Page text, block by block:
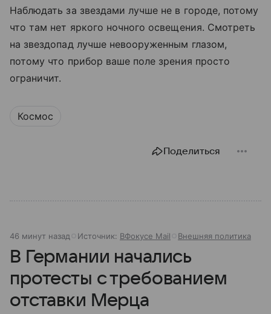
Наблюдать за звездами лучше не в городе, потому
что там нет яркого ночного освещения. Смотреть
на звездопад лучше невооруженным глазом,
потому что прибор ваше поле зрения просто
ограничит.
Космос
Поделиться
46 минут назад Источник: ВФокусе Mail Внешняя политика
В Германии начались
протесты с требованием
отставки Мерца